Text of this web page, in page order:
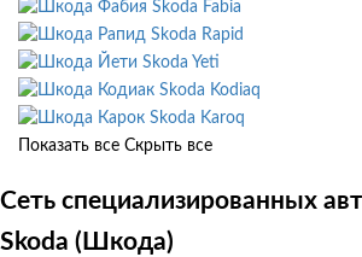
Skoda Fabia
Skoda Rapid
Skoda Yeti
Skoda Kodiaq
Skoda Karoq
Показать все Скрыть все
Сеть специализированных
Skoda (Шкода)